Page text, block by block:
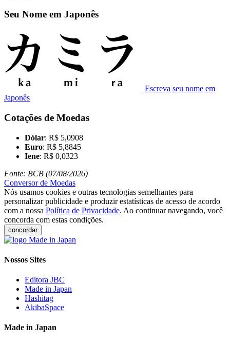
Seu Nome em Japonês
Escreva seu nome em
Japonês
Cotações de Moedas
Dólar: R$ 5,0908
Euro: R$ 5,8845
Iene: R$ 0,0323
Fonte: BCB (07/08/2026)
Conversor de Moedas
Nós usamos cookies e outras tecnologias semelhantes para
personalizar publicidade e produzir estatísticas de acesso de acordo
com a nossa Política de Privacidade. Ao continuar navegando, você
concorda com estas condições.
concordar
Nossos Sites
Editora JBC
Made in Japan
Hashitag
AkibaSpace
Made in Japan